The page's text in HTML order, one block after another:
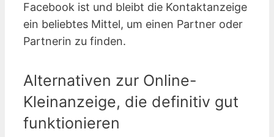
Facebook ist und bleibt die Kontaktanzeige
ein beliebtes Mittel, um einen Partner oder
Partnerin zu finden.
Alternativen zur Online-
Kleinanzeige, die definitiv gut
funktionieren